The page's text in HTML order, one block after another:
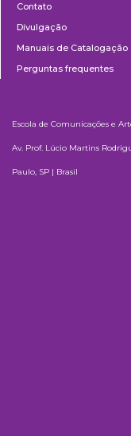
Contato
Divulgação
Manuais de Catalogação
Perguntas frequentes
Escola de Comunicações e
Av. Prof. Lúcio Martins
Paulo, SP | Brasil